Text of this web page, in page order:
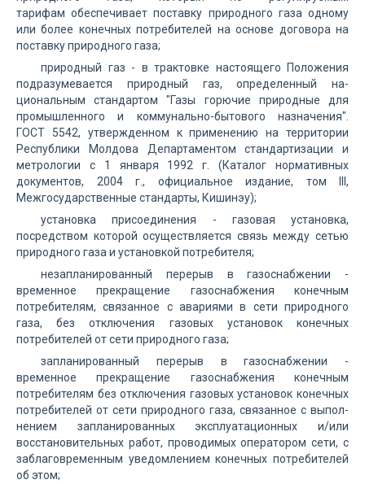
тарифам обеспечивает поставку природного газа одному
или более конечных потребителей на основе договора на
поставку природного газа;
природный газ - в трактовке настоящего Положения
подразумевается природный газ, определенный на­
циональным стандартом "Газы горючие природные для
промышленного и коммунально-бытового назначения".
ГОСТ 5542, утвержденном к применению на территории
Республики Молдова Департаментом стандартизации и
метрологии с 1 января 1992 г. (Каталог нормативных
документов, 2004 г., официальное издание, том III,
Межгосударственные стандарты, Кишинэу);
установка присоединения - газовая установка,
посредством которой осуществляется связь между сетью
природного газа и установкой потребителя;
незапланированный перерыв в газоснабжении -
временное прекращение газоснабжения конечным
потребителям, связанное с авариями в сети природного
газа, без отключения газовых установок конечных
потребителей от сети природного газа;
запланированный перерыв в газоснабжении -
временное прекра­щение газоснабжения конечным
потребителям без отключения газовых установок конечных
потре­бителей от сети природного газа, связанное с выпол­
нением заплани­рованных эксплуатационных и/или
восстанови­тельных работ, проводимых оператором сети, с
заблаговременным уведомлением конечных потребителей
об этом;